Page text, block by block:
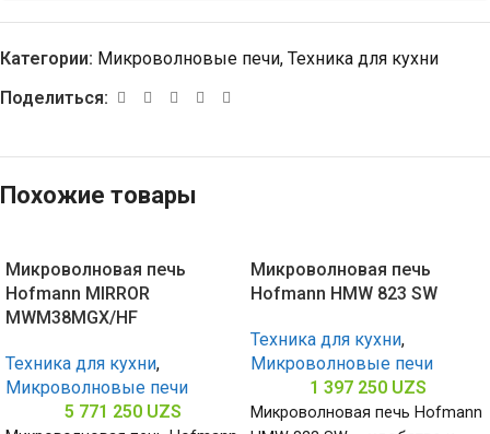
Категории: Микроволновые печи, Техника для кухни
Поделиться:
Похожие товары
Микроволновая печь
Hofmann MIRROR
MWM38MGX/HF
Техника для кухни,
Микроволновые печи
5 771 250 UZS
Микроволновая печь
Hofmann HMW 823 SW
Техника для кухни,
Микроволновые печи
1 397 250 UZS
Микроволновая печь Hofmann